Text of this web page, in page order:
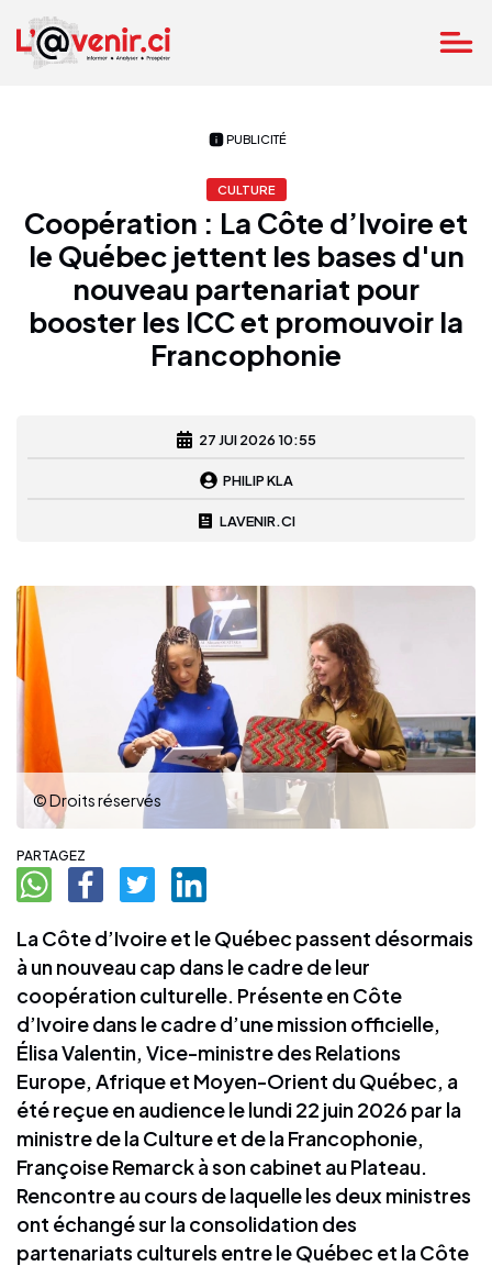
PUBLICITÉ
CULTURE
Coopération : La Côte d’Ivoire et
le Québec jettent les bases d'un
nouveau partenariat pour
booster les ICC et promouvoir la
Francophonie
27 JUI 2026 10:55
PHILIP KLA
LAVENIR.CI
© Droits réservés
PARTAGEZ
La Côte d’Ivoire et le Québec passent désormais
à un nouveau cap dans le cadre de leur
coopération culturelle. Présente en Côte
d’Ivoire dans le cadre d’une mission officielle,
Élisa Valentin, Vice-ministre des Relations
Europe, Afrique et Moyen-Orient du Québec, a
été reçue en audience le lundi 22 juin 2026 par la
ministre de la Culture et de la Francophonie,
Françoise Remarck à son cabinet au Plateau.
Rencontre au cours de laquelle les deux ministres
ont échangé sur la consolidation des
partenariats culturels entre le Québec et la Côte